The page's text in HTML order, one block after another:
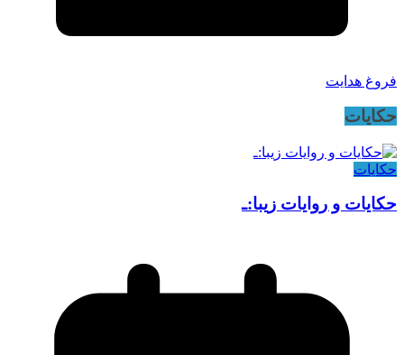
فروغ هدایت
حکایات
حکایات
حکایات و روایات زیبا:ـ